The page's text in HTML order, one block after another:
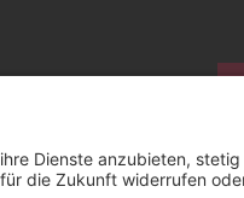
© 2026 byBachmann &